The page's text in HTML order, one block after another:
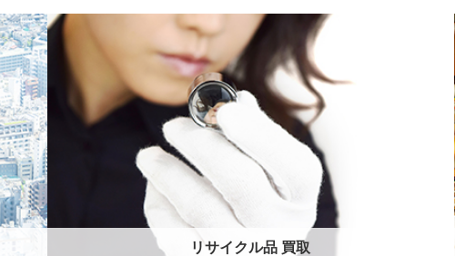
リサイクル品 買取